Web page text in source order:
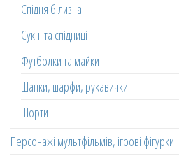
Спідня білизна
Сукні та спідниці
Футболки та майки
Шапки, шарфи, рукавички
Шорти
Персонажі мультфільмів, ігрові фігурки